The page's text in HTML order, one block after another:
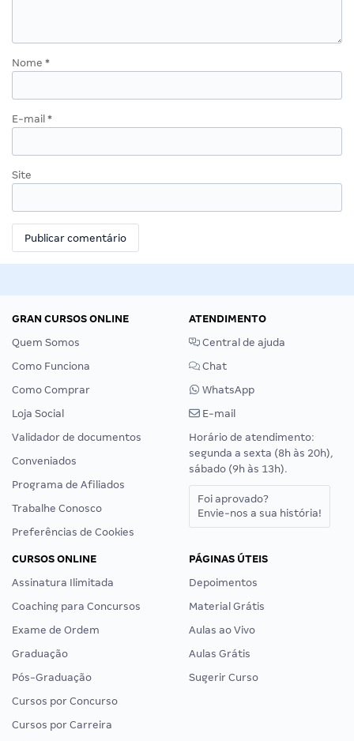
Nome *
E-mail *
Site
GRAN CURSOS ONLINE
Quem Somos
Como Funciona
Como Comprar
Loja Social
Validador de documentos
Conveniados
Programa de Afiliados
Trabalhe Conosco
Preferências de Cookies
ATENDIMENTO
Central de ajuda
Chat
WhatsApp
E-mail
Horário de atendimento:
segunda a sexta (8h às 20h),
sábado (9h às 13h).
Foi aprovado?
Envie-nos a sua história!
CURSOS ONLINE
Assinatura Ilimitada
Coaching para Concursos
Exame de Ordem
Graduação
Pós-Graduação
Cursos por Concurso
Cursos por Carreira
PÁGINAS ÚTEIS
Depoimentos
Material Grátis
Aulas ao Vivo
Aulas Grátis
Sugerir Curso